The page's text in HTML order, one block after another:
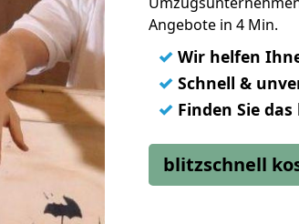
Angebote in 4 Min.
✓ Wir helfen
✓ Schnell &
✓ Finden Sie
blitzschnell